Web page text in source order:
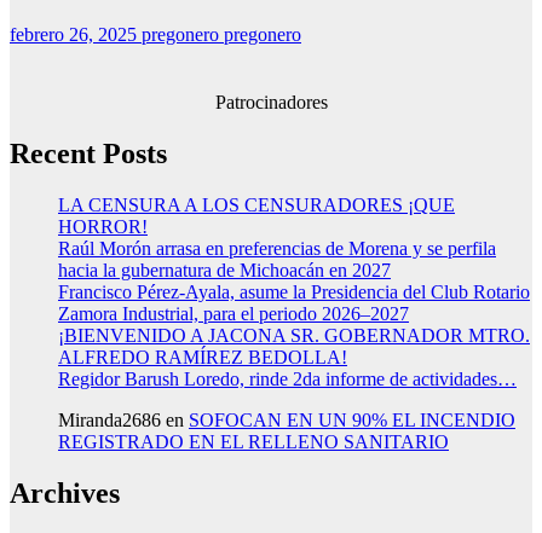
febrero 26, 2025 pregonero pregonero
Patrocinadores
Recent Posts
LA CENSURA A LOS CENSURADORES ¡QUE
HORROR!
Raúl Morón arrasa en preferencias de Morena y se perfila
hacia la gubernatura de Michoacán en 2027
Francisco Pérez-Ayala, asume la Presidencia del Club Rotario
Zamora Industrial, para el periodo 2026–2027
¡BIENVENIDO A JACONA SR. GOBERNADOR MTRO.
ALFREDO RAMÍREZ BEDOLLA!
Regidor Barush Loredo, rinde 2da informe de actividades…
Miranda2686 en SOFOCAN EN UN 90% EL INCENDIO
REGISTRADO EN EL RELLENO SANITARIO
Archives